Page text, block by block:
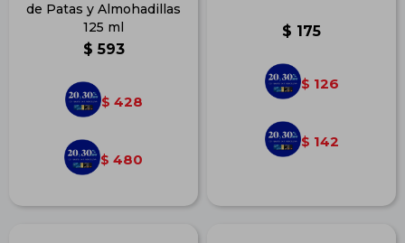
de Patas y Almohadillas
125 ml
$ 593
$ 428
$ 480
$ 175
$ 126
$ 142